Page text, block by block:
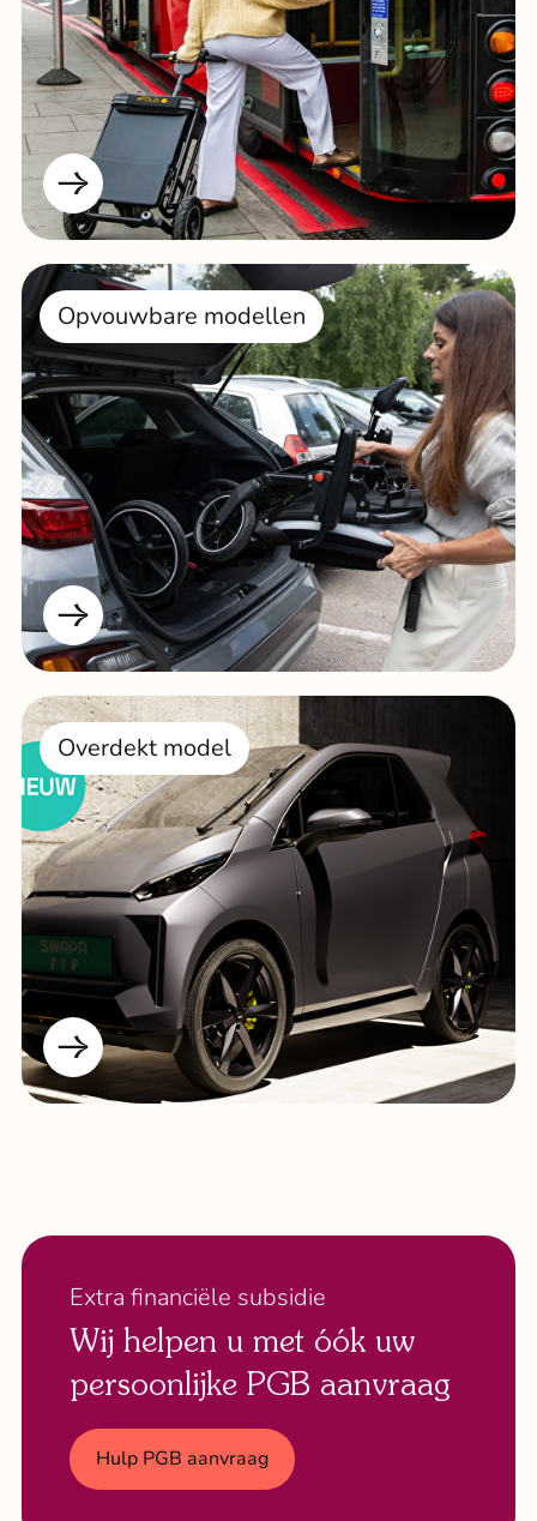
Opvouwbare modellen
Overdekt model
Extra financiële subsidie
Wij helpen u met óók uw
persoonlijke PGB aanvraag
Hulp PGB aanvraag